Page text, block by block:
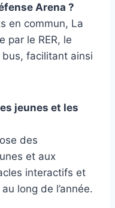
Arena ?
en commun, La
par le RER, le
facilitant ainsi
jeunes et les
des
et aux
interactifs et
long de l’année.